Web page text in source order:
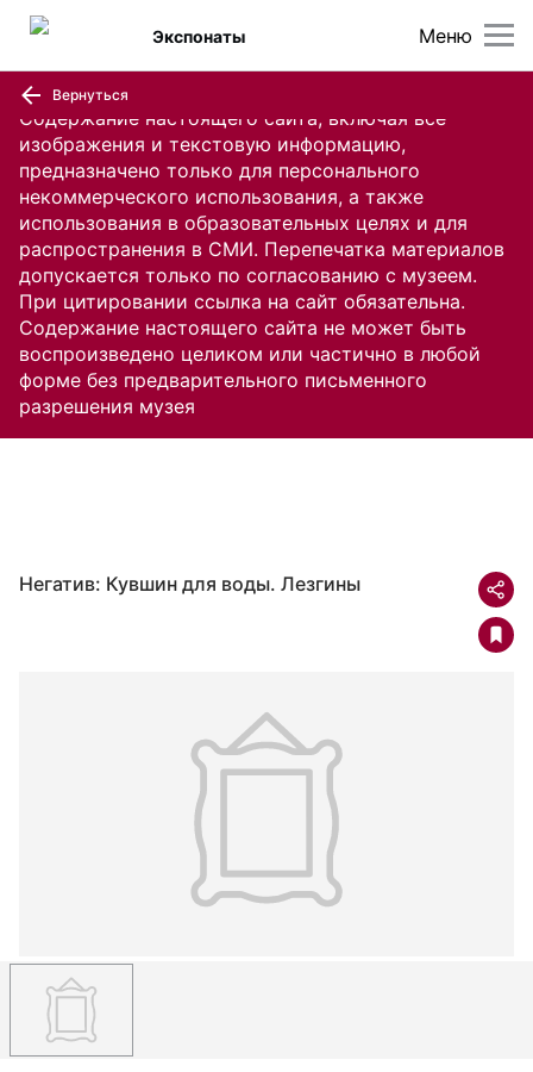
Содержание настоящего сайта, включая все
изображения и текстовую информацию,
предназначено только для персонального
некоммерческого использования, а также
использования в образовательных целях и для
распространения в СМИ. Перепечатка материалов
допускается только по согласованию с музеем.
При цитировании ссылка на сайт обязательна.
Содержание настоящего сайта не может быть
воспроизведено целиком или частично в любой
форме без предварительного письменного
разрешения музея
Меню
Экспонаты
Вернуться
Негатив: Кувшин для воды. Лезгины